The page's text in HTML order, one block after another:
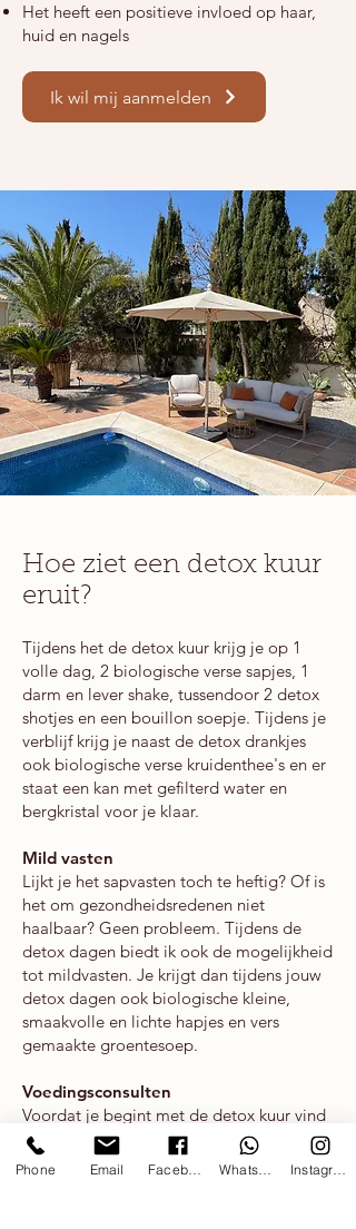
Het heeft een positieve invloed op haar,
huid en nagels
Ik wil mij aanmelden
Hoe ziet een detox kuur
eruit?
Tijdens het de detox kuur krijg je op 1
volle dag, 2 biologische verse sapjes, 1
darm en lever shake, tussendoor 2 detox
shotjes en een bouillon soepje. Tijdens je
verblijf krijg je naast de detox drankjes
ook biologische verse kruidenthee's en er
staat een kan met gefilterd water en
bergkristal voor je klaar.
Mild vasten
Lijkt je het sapvasten toch te heftig? Of is
het om gezondheidsredenen niet
haalbaar? Geen probleem. Tijdens de
detox dagen biedt ik ook de mogelijkheid
tot mildvasten. Je krijgt dan tijdens jouw
detox dagen ook biologische kleine,
smaakvolle en lichte hapjes en vers
gemaakte groentesoep.
Voedingsconsulten
Voordat je begint met de detox kuur vind
er ca. 1 maand van te voren een
voedingsconsult plaats en geef ik advies
Phone Email